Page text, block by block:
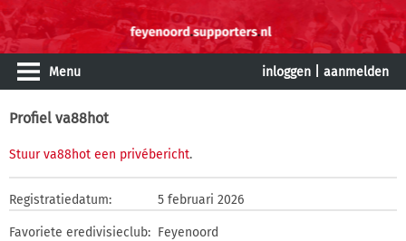
Menu inloggen aanmelden
Profiel va88hot
Stuur va88hot een privébericht.
Registratiedatum: 5 februari 2026
Favoriete eredivisieclub: Feyenoord